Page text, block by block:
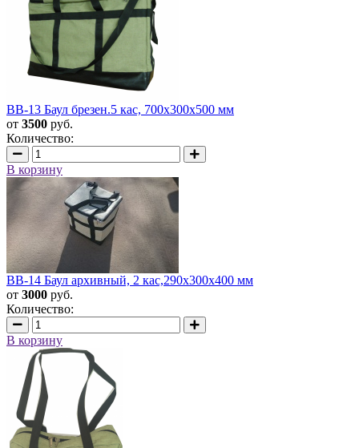
BB-13 Баул брезен.5 кас, 700x300x500 мм
от 3500 руб.
Количество:
В корзину
BB-14 Баул архивный, 2 кас,290x300x400 мм
от 3000 руб.
Количество:
В корзину